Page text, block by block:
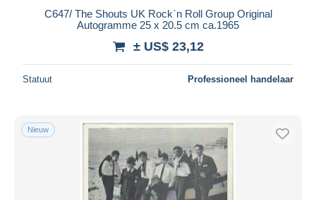
C647/ The Shouts UK Rock`n Roll Group Original
Autogramme 25 x 20.5 cm ca.1965
± US$ 23,12
Statuut Professioneel handelaar
Nieuw